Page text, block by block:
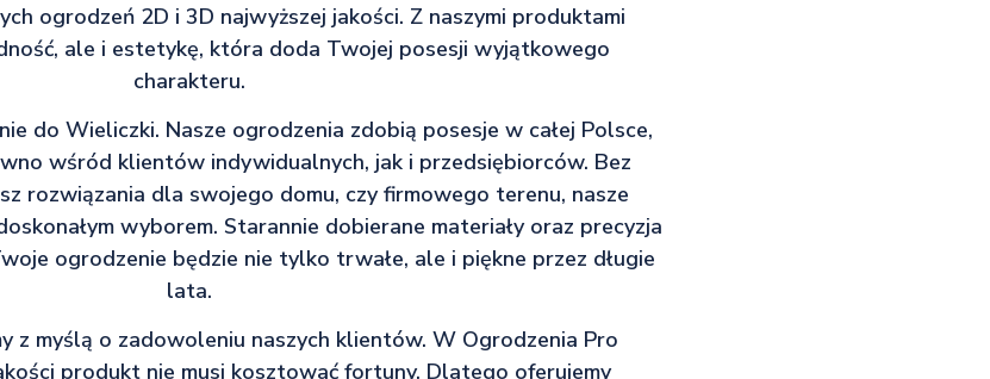
ogrodzeń 2D i 3D najwyższej jakości. Z naszymi produktami
ale i estetykę, która doda Twojej posesji wyjątkowego
charakteru.
do Wieliczki. Nasze ogrodzenia zdobią posesje w całej Polsce,
wśród klientów indywidualnych, jak i przedsiębiorców. Bez
rozwiązania dla swojego domu, czy firmowego terenu, nasze
wyborem. Starannie dobierane materiały oraz precyzja
ogrodzenie będzie nie tylko trwałe, ale i piękne przez długie
lata.
z myślą o zadowoleniu naszych klientów. W Ogrodzenia Pro
produkt nie musi kosztować fortuny. Dlatego oferujemy